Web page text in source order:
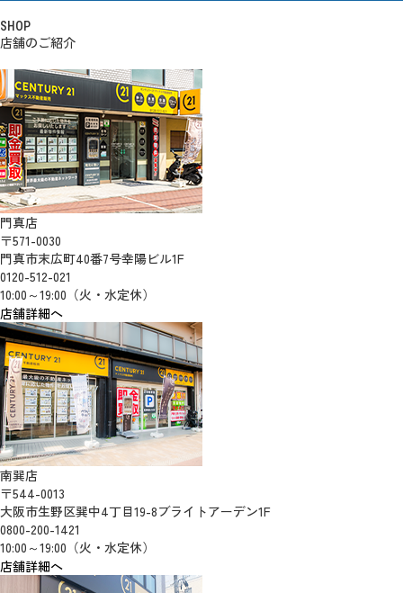
SHOP
店舗のご紹介
門真店
〒571-0030
門真市末広町40番7号幸陽ビル1F
0120-512-021
10:00～19:00（火・水定休）
店舗詳細へ
南巽店
〒544-0013
大阪市生野区巽中4丁目19-8ブライトアーデン1F
0800-200-1421
10:00～19:00（火・水定休）
店舗詳細へ